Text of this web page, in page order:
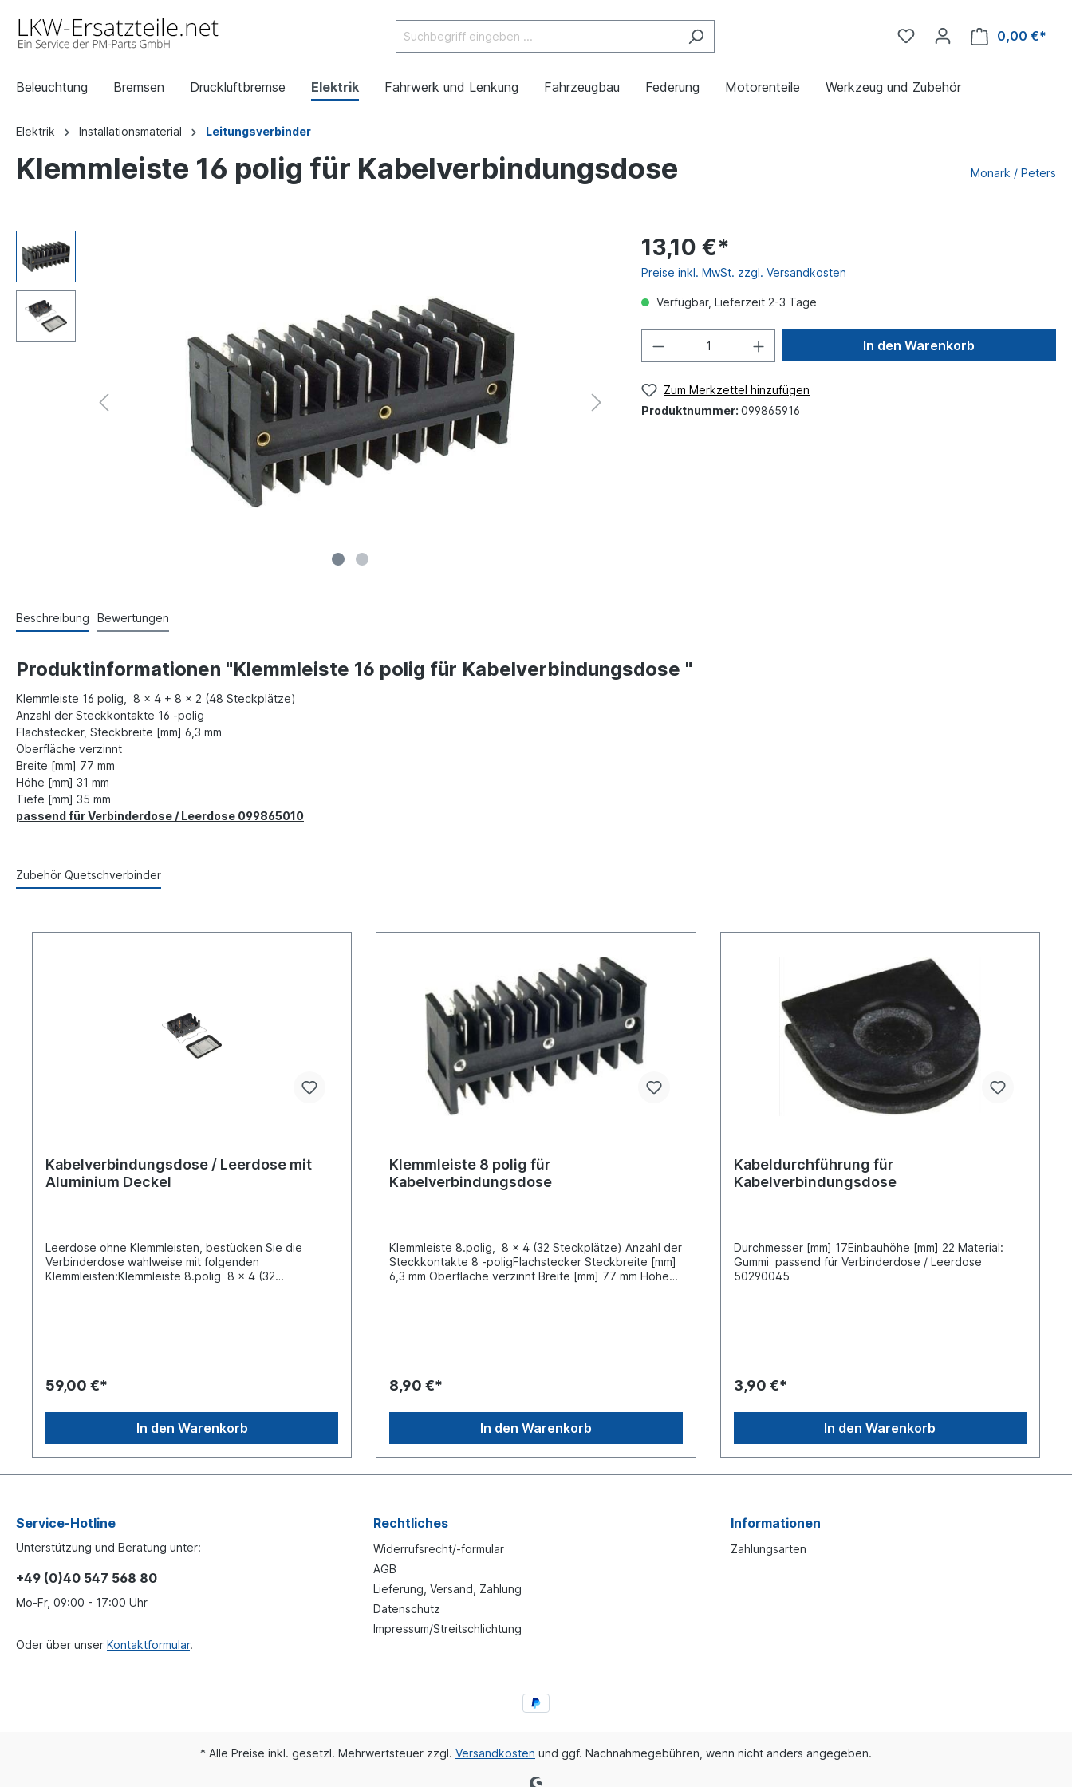
0,00 €*
Beleuchtung Bremsen Druckluftbremse Elektrik Fahrwerk und Lenkung Fahrzeugbau Federung Motorenteile Werkzeug und Zubehör
Elektrik Installationsmaterial Leitungsverbinder
Klemmleiste 16 polig für Kabelverbindungsdose Monark / Peters
13,10 €*
Preise inkl. MwSt. zzgl. Versandkosten
Verfügbar, Lieferzeit 2-3 Tage
In den Warenkorb
Zum Merkzettel hinzufügen
Produktnummer: 099865916
Beschreibung Bewertungen
Produktinformationen "Klemmleiste 16 polig für Kabelverbindungsdose "
Klemmleiste 16 polig, 8 x 4 + 8 x 2 (48 Steckplätze)
Anzahl der Steckkontakte 16 -polig
Flachstecker, Steckbreite [mm] 6,3 mm
Oberfläche verzinnt
Breite [mm] 77 mm
Höhe [mm] 31 mm
Tiefe [mm] 35 mm
passend für Verbinderdose / Leerdose 099865010
Zubehör Quetschverbinder
Kabelverbindungsdose / Leerdose mit
Aluminium Deckel
Leerdose ohne Klemmleisten, bestücken Sie die
Verbinderdose wahlweise mit folgenden
Klemmleisten:Klemmleiste 8.polig 8 x 4 (32
5,5Abstand der Befestigungsbohrungen [mm] 100
polig: 099865908 (1x)oder wahlweise mit der
Klemmleiste 16 polig: 099865916
50290049030 (6x)
59,00 €*
In den Warenkorb
Klemmleiste 8 polig für
Kabelverbindungsdose
Klemmleiste 8.polig, 8 x 4 (32 Steckplätze) Anzahl der
Steckkontakte 8 -poligFlachstecker Steckbreite [mm]
6,3 mm Oberfläche verzinnt Breite [mm] 77 mm Höhe
8,90 €*
In den Warenkorb
Kabeldurchführung für
Kabelverbindungsdose
Durchmesser [mm] 17Einbauhöhe [mm] 22 Material:
Gummi passend für Verbinderdose / Leerdose
50290045
3,90 €*
In den Warenkorb
Service-Hotline
Unterstützung und Beratung unter:
+49 (0)40 547 568 80
Mo-Fr, 09:00 - 17:00 Uhr
Oder über unser Kontaktformular.
Rechtliches
Widerrufsrecht/-formular
AGB
Lieferung, Versand, Zahlung
Datenschutz
Impressum/Streitschlichtung
Informationen
Zahlungsarten
* Alle Preise inkl. gesetzl. Mehrwertsteuer zzgl. Versandkosten und ggf. Nachnahmegebühren, wenn nicht anders angegeben.